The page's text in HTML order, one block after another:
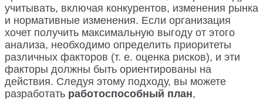
учитывать, включая конкурентов, изменения рынка
и нормативные изменения. Если организация
хочет получить максимальную выгоду от этого
анализа, необходимо определить приоритеты
различных факторов (т. е. оценка рисков), и эти
факторы должны быть ориентированы на
действия. Следуя этому подходу, вы можете
разработать работоспособный план,